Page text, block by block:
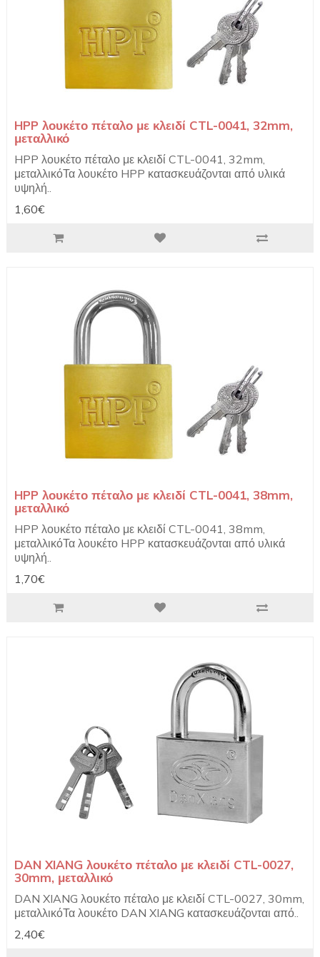
HPP λουκέτο πέταλο με κλειδί CTL-0041, 32mm,
μεταλλικό
HPP λουκέτο πέταλο με κλειδί CTL-0041, 32mm,
μεταλλικόΤα λουκέτο HPP κατασκευάζονται από υλικά
υψηλή..
1,60€
HPP λουκέτο πέταλο με κλειδί CTL-0041, 38mm,
μεταλλικό
HPP λουκέτο πέταλο με κλειδί CTL-0041, 38mm,
μεταλλικόΤα λουκέτο HPP κατασκευάζονται από υλικά
υψηλή..
1,70€
DAN XIANG λουκέτο πέταλο με κλειδί CTL-0027,
30mm, μεταλλικό
DAN XIANG λουκέτο πέταλο με κλειδί CTL-0027, 30mm,
μεταλλικόΤα λουκέτο DAN XIANG κατασκευάζονται από..
2,40€